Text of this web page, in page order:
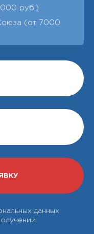
руб.)
(от 7000
данных